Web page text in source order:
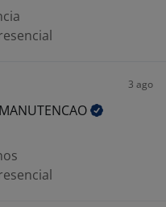
3 ago
MANUTENCAO